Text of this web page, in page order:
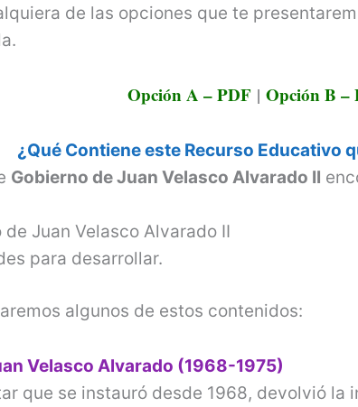
de las opciones que te
Opción A – PDF |Opción B –
¿Qué Contiene este Recurso Educativo
Gobierno de Juan Velasco Alvarado II
de Juan Velasco Alvarado II
para desarrollar.
algunos de estos contenidos:
Velasco Alvarado (1968-1975)
que se instauró desde 1968, devolvió la